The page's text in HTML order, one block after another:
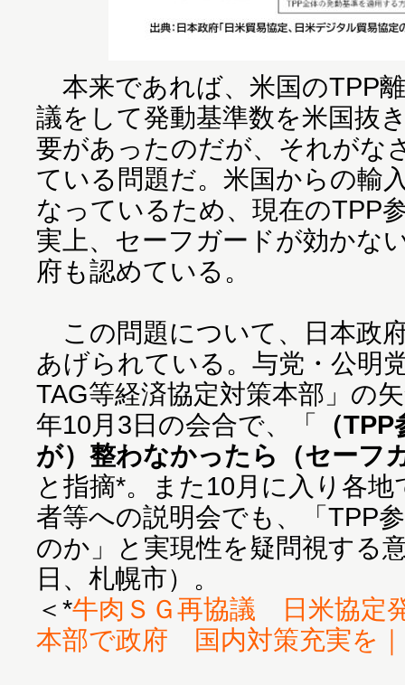
本来であれば、米国のTPP
議をして発動基準数を米国抜
要があったのだが、それがな
ている問題だ。米国からの輸
なっているため、現在のTPP
実上、セーフガードが効かな
府も認めている。
この問題について、日本政
あげられている。与党・公明
TAG等経済協定対策本部」の
年10月3日の会合で、「 （
が）整わなかったら（セーフ
と指摘*。また10月に入り各
者等への説明会でも、「TPP
のか」と実現性を疑問視する
日、札幌市）。
＜*牛肉ＳＧ再協議 日米協定
本部で政府 国内対策充実を